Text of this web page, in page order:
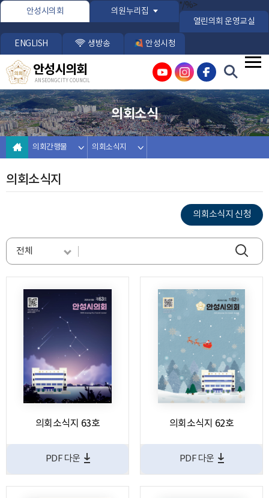
본문바로가기
안성시의회 의원누리집
*/%>
열린의회 운영교실
ENGLISH 생방송 안성시청
안성시의회
ANSEONG CITY COUNCIL
의회소식
의회간행물 의회소식지
의회소식지
의회소식지 신청
의회소식지 63호
PDF 다운
의회소식지 62호
PDF 다운